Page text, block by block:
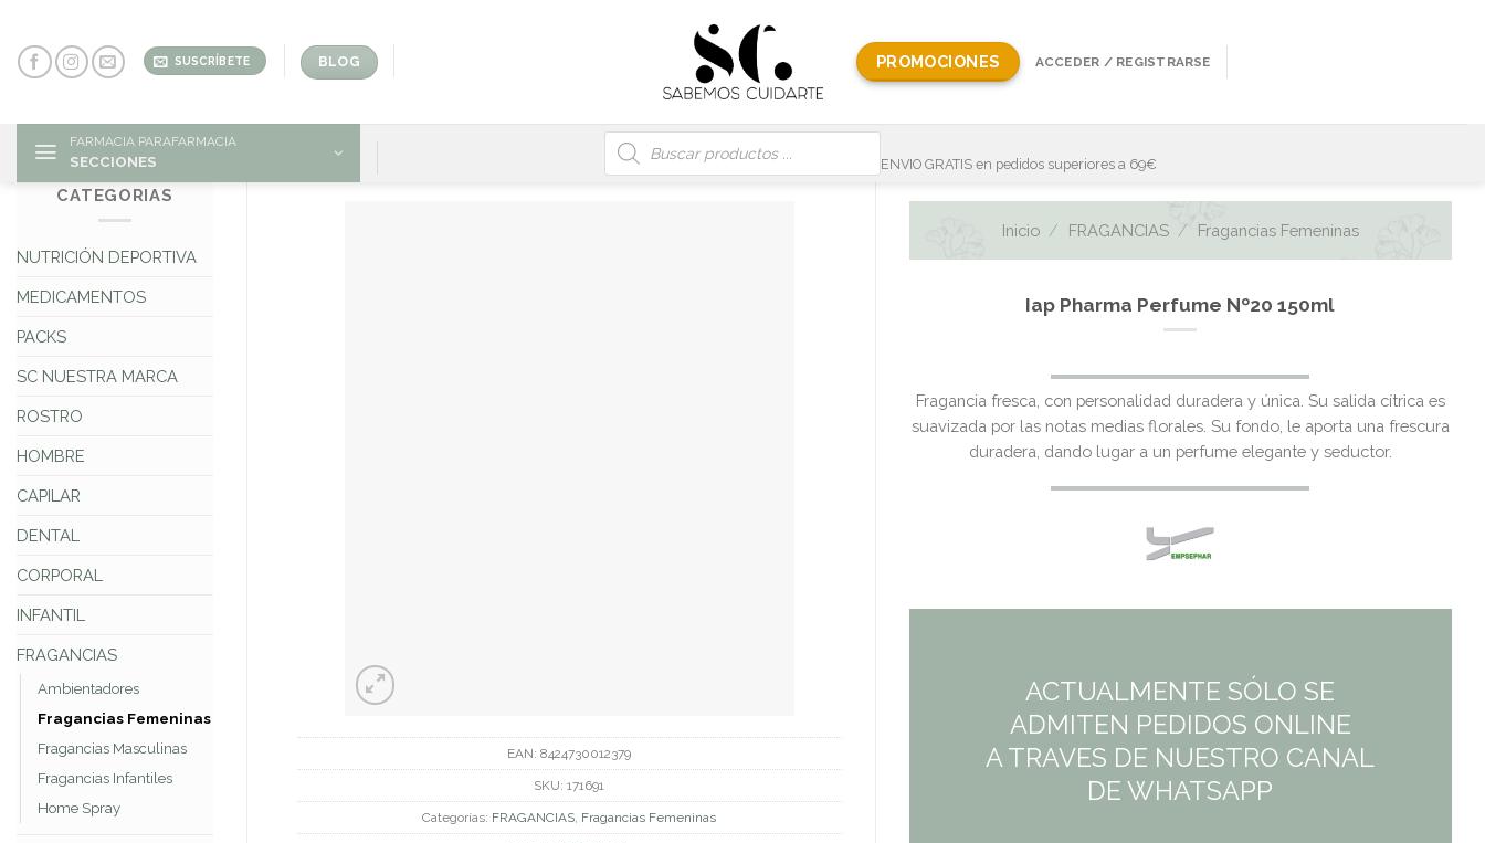
content
SUSCRÍBETE BLOG PROMOCIONES ACCEDER / REGISTRARSE
FARMACIA PARAFARMACIA
SECCIONES
Búsqueda
de
productos
ENVIO GRATIS en pedidos superiores a 69€
CATEGORIAS
NUTRICIÓN DEPORTIVA
MEDICAMENTOS
PACKS
SC NUESTRA MARCA
ROSTRO
HOMBRE
CAPILAR
DENTAL
CORPORAL
INFANTIL
FRAGANCIAS
Ambientadores
Fragancias Femeninas
Fragancias Masculinas
Fragancias Infantiles
Home Spray
EAN:8424730012379
SKU:171691
Categorías: FRAGANCIAS, Fragancias Femeninas
Inicio / FRAGANCIAS / Fragancias Femeninas
Iap Pharma Perfume Nº20 150ml
Fragancia fresca, con personalidad duradera y única. Su salida cítrica es
suavizada por las notas medias florales. Su fondo, le aporta una frescura
duradera, dando lugar a un perfume elegante y seductor.
ACTUALMENTE SÓLO SE
ADMITEN PEDIDOS ONLINE
A TRAVES DE NUESTRO CANAL
DE WHATSAPP